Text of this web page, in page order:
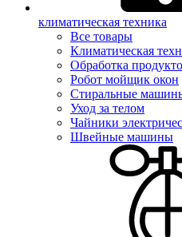
климатическая техника
Все товары
Климатическая
Обработка
Робот мойщик окон
Стиральные
Уход за телом
Чайники
Швейные машины